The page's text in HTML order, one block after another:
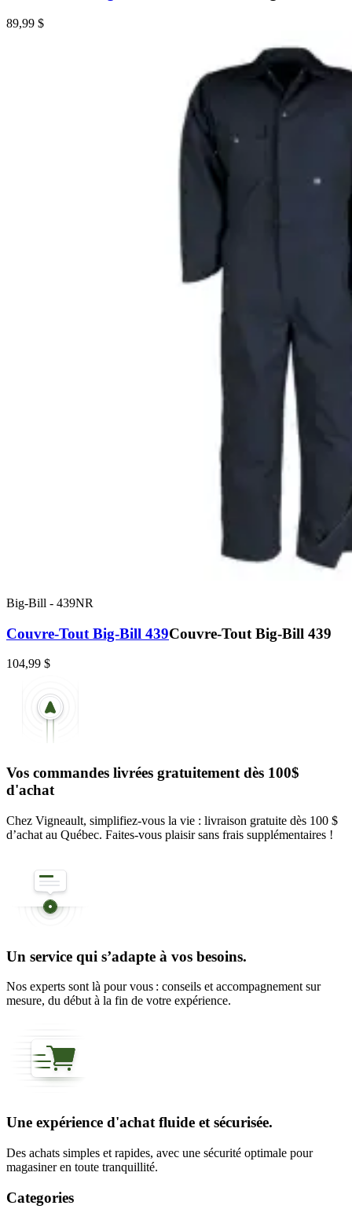
89,99 $
Big-Bill - 439NR
Couvre-Tout Big-Bill 439Couvre-Tout Big-Bill 439
104,99 $
Vos commandes livrées gratuitement dès 100$
d'achat
Chez Vigneault, simplifiez-vous la vie : livraison gratuite dès 100 $
d’achat au Québec. Faites-vous plaisir sans frais supplémentaires !
Un service qui s’adapte à vos besoins.
Nos experts sont là pour vous : conseils et accompagnement sur
mesure, du début à la fin de votre expérience.
Une expérience d'achat fluide et sécurisée.
Des achats simples et rapides, avec une sécurité optimale pour
magasiner en toute tranquillité.
Categories